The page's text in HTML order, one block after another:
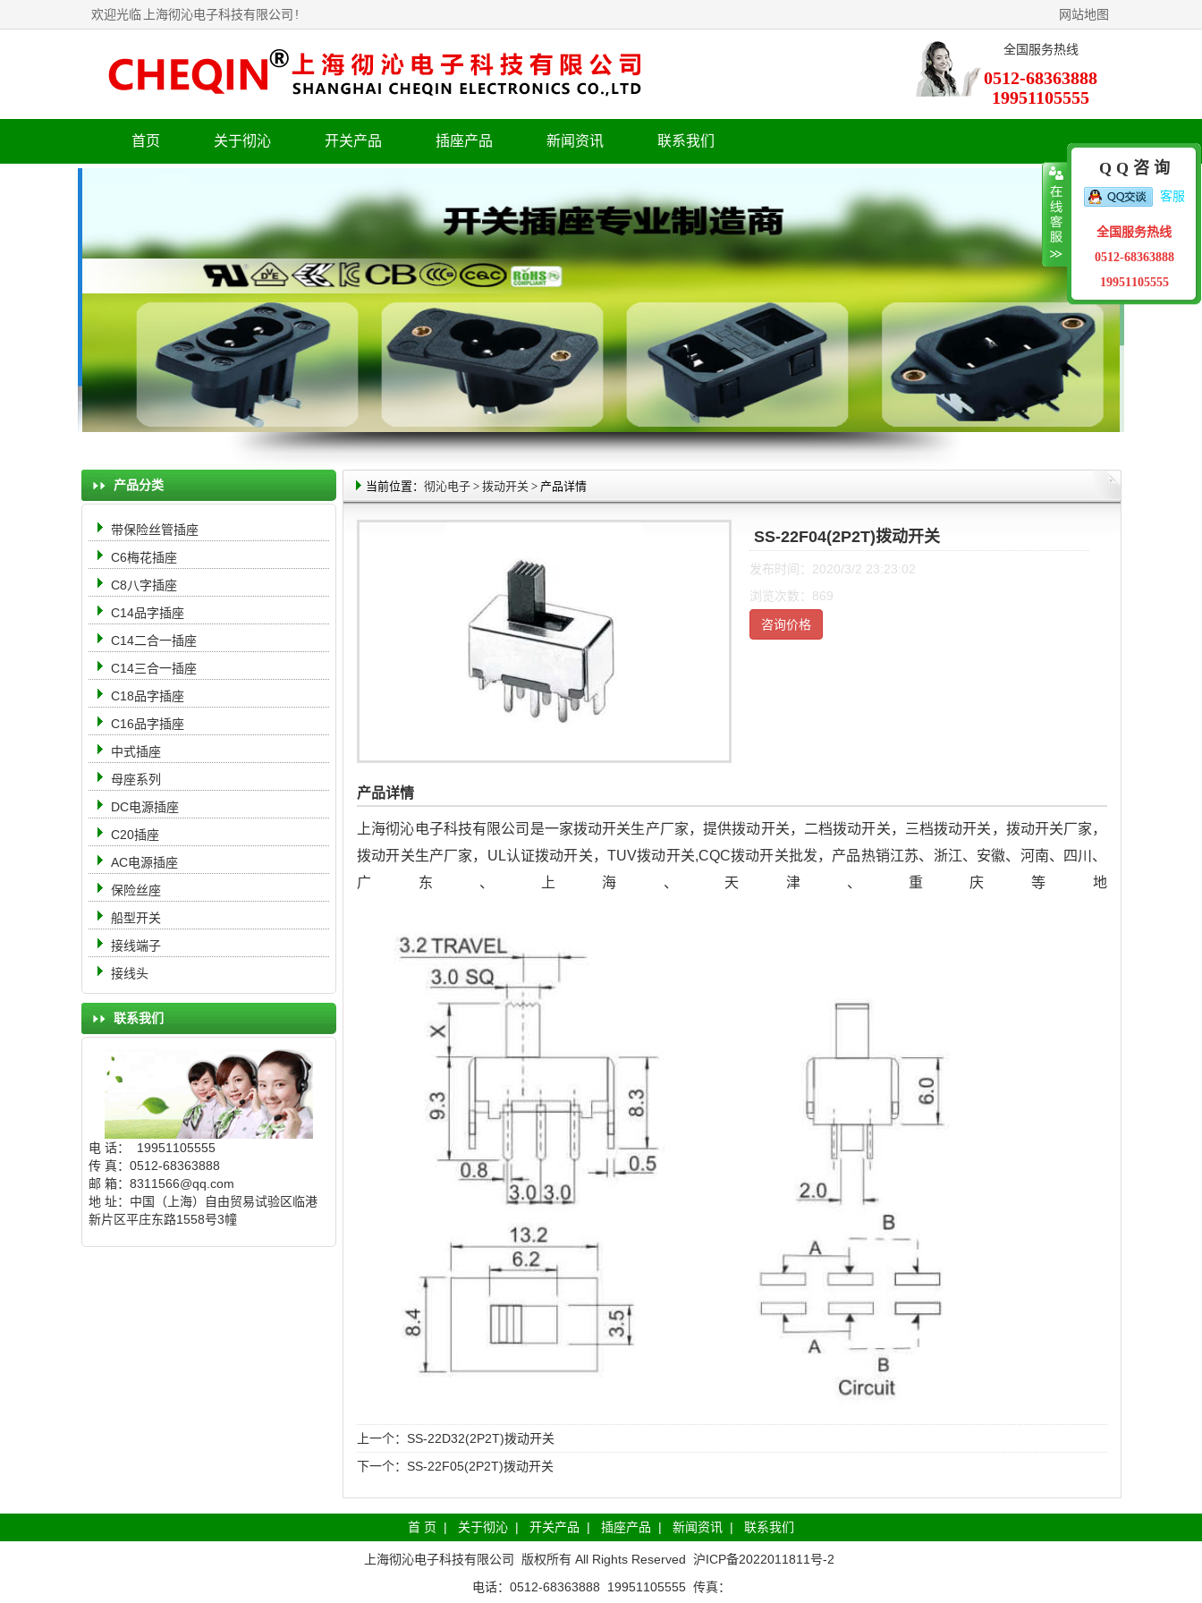
欢迎光临 上海彻沁电子科技有限公司 ! 网站地图
全国服务热线
0512-68363888
19951105555
首页 关于彻沁 开关产品 插座产品 新闻资讯 联系我们
产品分类
带保险丝管插座
C6梅花插座
C8八字插座
C14品字插座
C14二合一插座
C14三合一插座
C18品字插座
C16品字插座
中式插座
母座系列
DC电源插座
C20插座
AC电源插座
保险丝座
船型开关
接线端子
接线头
联系我们
电 话： 19951105555
传 真：0512-68363888
邮 箱：8311566@qq.com
地 址：中国（上海）自由贸易试验区临港
新片区平庄东路1558号3幢
当前位置： 彻沁电子 > 拨动开关 > 产品详情
SS-22F04(2P2T)拨动开关
发布时间：2020/3/2 23:23:02
浏览次数：869
咨询价格
产品详情
上海彻沁电子科技有限公司是一家拨动开关生产厂家，提供拨动开关，二档拨动开关，三档拨动开关，拨动开关厂家，
拨动开关生产厂家，UL认证拨动开关，TUV拨动开关,CQC拨动开关批发，产品热销江苏、浙江、安徽、河南、四川、
广东、上海、天津、重庆等地
上一个： SS-22D32(2P2T)拨动开关
下一个： SS-22F05(2P2T)拨动开关
首 页 | 关于彻沁 | 开关产品 | 插座产品 | 新闻资讯 | 联系我们
上海彻沁电子科技有限公司 版权所有 All Rights Reserved 沪ICP备2022011811号-2
电话：0512-68363888 19951105555 传真：
Q Q 咨 询
客服
全国服务热线
0512-68363888
19951105555